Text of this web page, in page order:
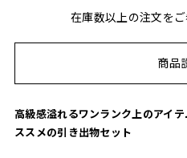
在庫数以上の注文を
商品
高級感溢れるワンランク上のアイ
ススメの引き出物セット